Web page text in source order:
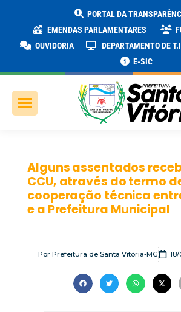
PORTAL DA
EMENDAS PARLAMENTARES
OUVIDORIA
DEPARTAMENTO DE
E-SIC
Alguns assentados
CCU, através do termo
cooperação técnica
e a Prefeitura Municipal
Por Prefeitura de Santa Vitória-MG